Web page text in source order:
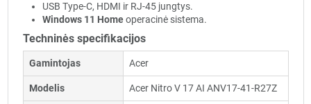
USB Type-C, HDMI ir RJ-45 jungtys.
Windows 11 Homeoperacinė sistema.
Techninės specifikacijos
Gamintojas Acer
Modelis Acer Nitro V 17 AI ANV17-41-R27Z